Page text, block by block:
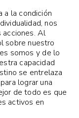
a la condición
nos
acciones. Al
sobre nuestro
somos y de lo
capacidad
se entrelaza
lograr una
de todo es que
activos en